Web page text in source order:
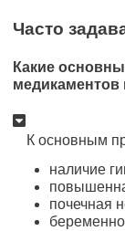
Часто
Какие
медикаментов
К основным
наличие
почечная